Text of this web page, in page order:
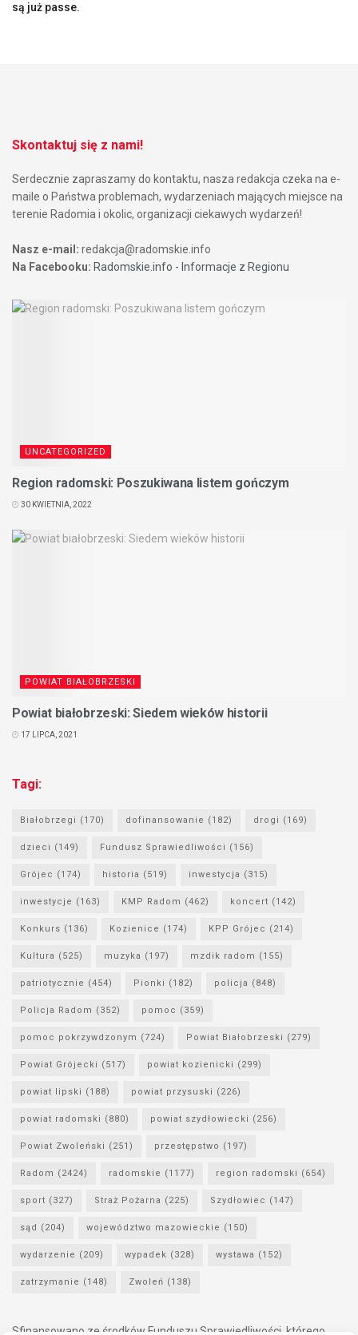
są już passe.
Skontaktuj się z nami!
Serdecznie zapraszamy do kontaktu, nasza redakcja czeka na e-
maile o Państwa problemach, wydarzeniach mających miejsce na
terenie Radomia i okolic, organizacji ciekawych wydarzeń!
Nasz e-mail: redakcja@radomskie.info
Na Facebooku: Radomskie.info - Informacje z Regionu
UNCATEGORIZED
Region radomski: Poszukiwana listem gończym
30 KWIETNIA, 2022
POWIAT BIAŁOBRZESKI
Powiat białobrzeski: Siedem wieków historii
17 LIPCA, 2021
Tagi:
Białobrzegi (170) dofinansowanie (182) drogi (169)
dzieci (149) Fundusz Sprawiedliwości (156)
Grójec (174) historia (519) inwestycja (315)
inwestycje (163) KMP Radom (462) koncert (142)
Konkurs (136) Kozienice (174) KPP Grójec (214)
Kultura (525) muzyka (197) mzdik radom (155)
patriotycznie (454) Pionki (182) policja (848)
Policja Radom (352) pomoc (359)
pomoc pokrzywdzonym (724) Powiat Białobrzeski (279)
Powiat Grójecki (517) powiat kozienicki (299)
powiat lipski (188) powiat przysuski (226)
powiat radomski (880) powiat szydłowiecki (256)
Powiat Zwoleński (251) przestępstwo (197)
Radom (2424) radomskie (1177) region radomski (654)
sport (327) Straż Pożarna (225) Szydłowiec (147)
sąd (204) województwo mazowieckie (150)
wydarzenie (209) wypadek (328) wystawa (152)
zatrzymanie (148) Zwoleń (138)
Sfinansowano ze środków Funduszu Sprawiedliwości, którego